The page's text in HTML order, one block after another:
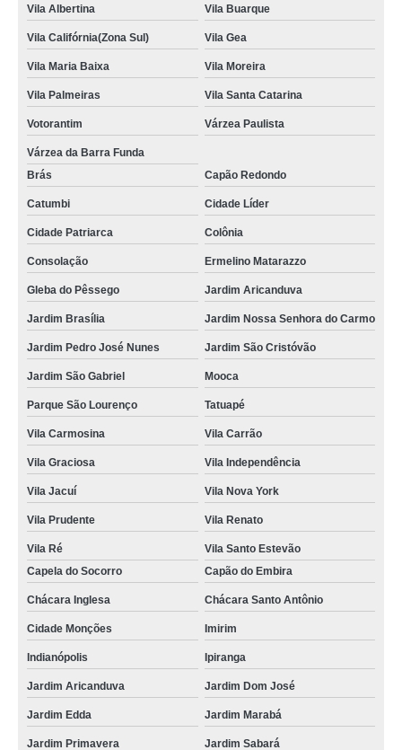
Vila Albertina Vila Buarque
Vila Califórnia(Zona Sul) Vila Gea
Vila Maria Baixa Vila Moreira
Vila Palmeiras Vila Santa Catarina
Votorantim Várzea Paulista
Várzea da Barra Funda
Brás
Capão Redondo
Catumbi Cidade Líder
Cidade Patriarca Colônia
Consolação Ermelino Matarazzo
Gleba do Pêssego Jardim Aricanduva
Jardim Brasília Jardim Nossa Senhora do Carmo
Jardim Pedro José Nunes Jardim São Cristóvão
Jardim São Gabriel Mooca
Parque São Lourenço Tatuapé
Vila Carmosina Vila Carrão
Vila Graciosa Vila Independência
Vila Jacuí Vila Nova York
Vila Prudente Vila Renato
Vila Ré
Vila Santo Estevão
Capela do Socorro
Capão do Embira
Chácara Inglesa Chácara Santo Antônio
Cidade Monções Imirim
Indianópolis Ipiranga
Jardim Aricanduva Jardim Dom José
Jardim Edda Jardim Marabá
Jardim Primavera Jardim Sabará